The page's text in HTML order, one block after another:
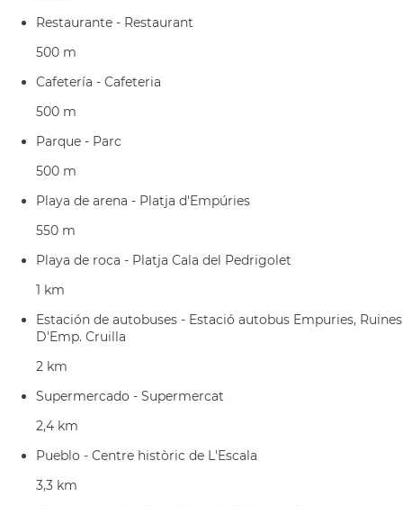
Restaurante - Restaurant
500 m
Cafetería - Cafeteria
500 m
Parque - Parc
500 m
Playa de arena - Platja d'Empúries
550 m
Playa de roca - Platja Cala del Pedrigolet
1 km
Estación de autobuses - Estació autobus Empuries, Ruines
D'Emp. Cruilla
2 km
Supermercado - Supermercat
2,4 km
Pueblo - Centre històric de L'Escala
3,3 km